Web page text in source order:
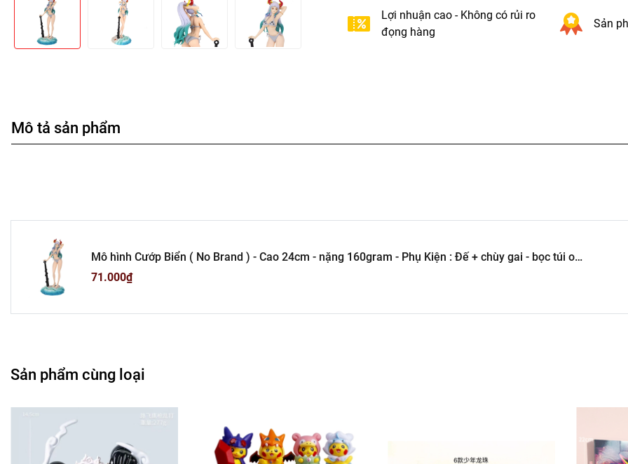
Lợi nhuận cao - Không có rủi ro
đọng hàng
Sản
Mô tả sản phẩm
Mô hình Cướp Biển ( No Brand ) - Cao 24cm - nặng 160gram - Phụ Kiện : Đế + chùy gai - bọc túi opp
- K25-T2-S10
71.000₫
Sản phẩm cùng loại